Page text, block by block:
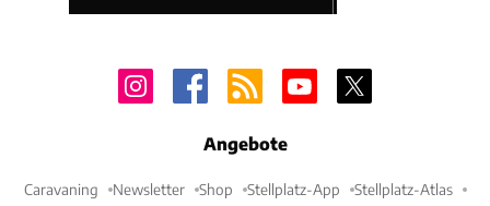
Angebote
Caravaning Newsletter Shop Stellplatz-App Stellplatz-Atlas